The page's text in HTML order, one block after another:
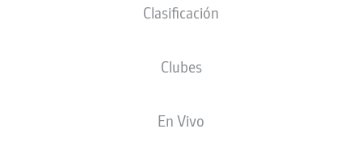
Clasificación
Clubes
En Vivo
ALINEACIONES ESTADÍSTICAS